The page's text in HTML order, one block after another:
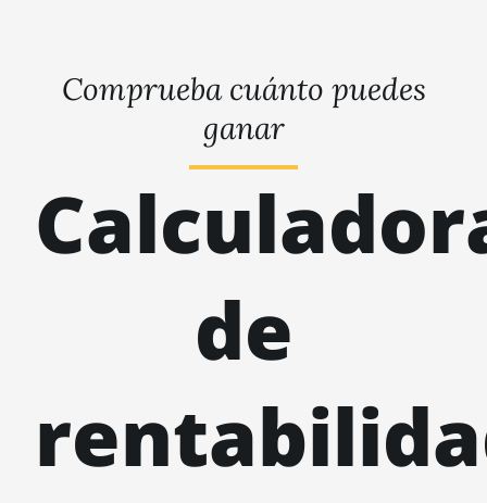
Comprueba cuánto puedes
ganar
de